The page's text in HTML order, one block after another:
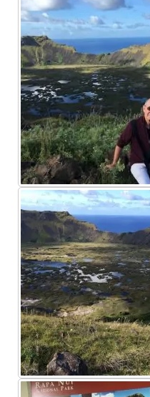
MI POESIA